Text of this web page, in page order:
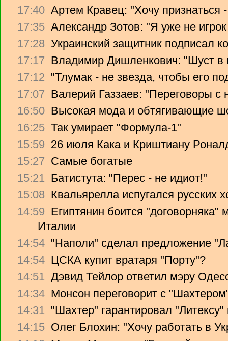
17:40 Артем Кравец: "Хочу признаться
17:35 Александр Зотов: "Я уже не
17:28 Украинский защитник подписал
17:17 Владимир Дишленкович: "Шуст в
17:12 "Тлумак - не звезда, чтобы его
17:07 Валерий Газзаев: "Переговоры с
16:50 Высокая мода и обтягивающие
16:25 Так умирает "Формула-1"
15:59 26 июля Кака и Криштиану
15:27 Самые богатые
15:21 Батистута: "Перес - не идиот!"
15:08 Квальярелла испугался русских
14:59 Египтянин боится
Италии
14:54 "Наполи" сделал предложение
14:54 ЦСКА купит вратаря "Порту"?
14:51 Дэвид Тейлор ответил мэру
14:34 Монсон переговорит с
14:31 "Шахтер" гарантировал
14:15 Олег Блохин: "Хочу работать в